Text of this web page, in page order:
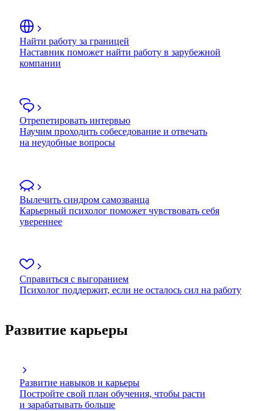
Найти работу за границей
Наставник поможет найти работу в зарубежной
компании
Отрепетировать интервью
Научим проходить собеседование и отвечать
на неудобные вопросы
Вылечить синдром самозванца
Карьерный психолог поможет чувствовать себя
увереннее
Справиться с выгоранием
Психолог поддержит, если не осталось сил на работу
Развитие карьеры
Развитие навыков и карьеры
Постройте свой план обучения, чтобы расти
и зарабатывать больше